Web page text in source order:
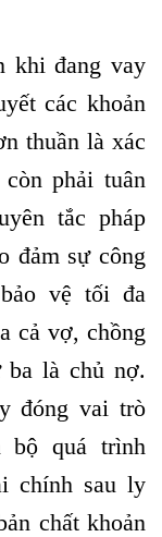
khi đang vay
các khoản
thuần là xác
phải tuân
tắc pháp
đảm sự công
vệ tối đa
cả vợ, chồng
ba là chủ nợ.
đóng vai trò
bộ quá trình
chính sau ly
chất khoản